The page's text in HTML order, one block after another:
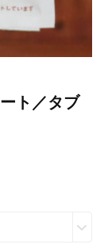
ト／タブ